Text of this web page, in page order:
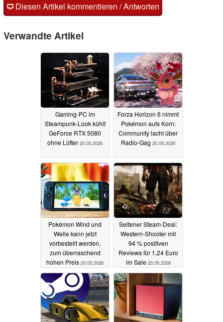
Diesen Artikel kommentieren / Antworten
Verwandte Artikel
Gaming-PC im
Steampunk-Look kühlt
GeForce RTX 5080
ohne Lüfter 20.05.2026
Forza Horizon 6 nimmt
Pokémon aufs Korn:
Community lacht über
Radio-Gag 20.05.2026
Pokémon Wind und
Welle kann jetzt
vorbestellt werden,
zum überraschend
hohen Preis 20.05.2026
Seltener Steam-Deal:
Western-Shooter mit
94 % positiven
Reviews für 1,24 Euro
im Sale 20.05.2026